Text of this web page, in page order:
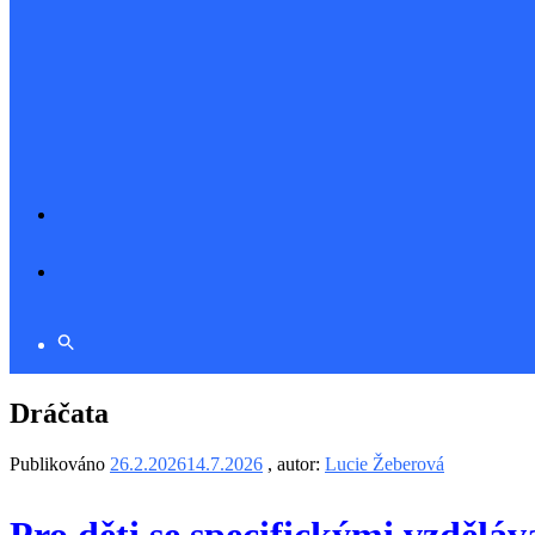
Dráčata
Publikováno 26.2.202614.7.2026 , autor: Lucie Žeberová